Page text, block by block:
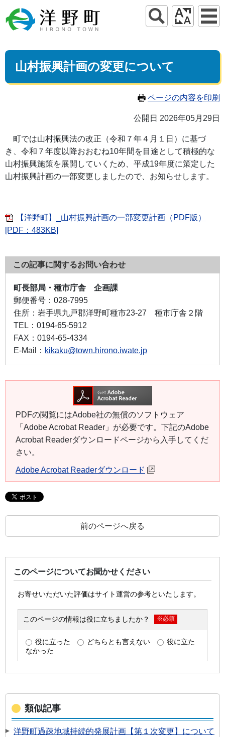
山村振興計画の変更について
ページの内容を印刷
公開日 2026年05月29日
町では山村振興法の改正（令和７年４月１日）に基づ
き、令和７年度以降おおむね10年間を目途として積極的な
山村振興施策を展開していくため、平成19年度に策定した
山村振興計画の一部変更しましたので、お知らせします。
【洋野町】_山村振興計画の一部変更計画（PDF版）
[PDF：483KB]
この記事に関するお問い合わせ
町長部局・種市庁舎 企画課
郵便番号： 028-7995
住所： 岩手県九戸郡洋野町種市23-27 種市庁舎２階
TEL： 0194-65-5912
FAX： 0194-65-4334
E-Mail： kikaku@town.hirono.iwate.jp
PDFの閲覧にはAdobe社の無償のソフトウェア
「Adobe Acrobat Reader」が必要です。下記のAdobe
Acrobat Readerダウンロードページから入手してくだ
さい。
Adobe Acrobat Readerダウンロード
前のページへ戻る
このページについてお聞かせください
類似記事
洋野町過疎地域持続的発展計画【第１次変更】について